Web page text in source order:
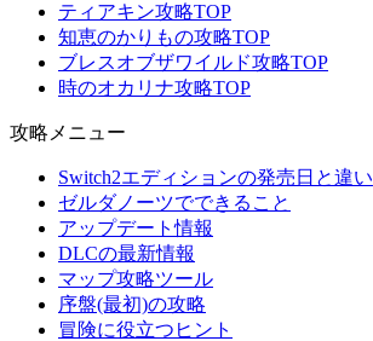
ティアキン攻略TOP
知恵のかりもの攻略TOP
ブレスオブザワイルド攻略TOP
時のオカリナ攻略TOP
攻略メニュー
Switch2エディションの発売日と違い
ゼルダノーツでできること
アップデート情報
DLCの最新情報
マップ攻略ツール
序盤(最初)の攻略
冒険に役立つヒント